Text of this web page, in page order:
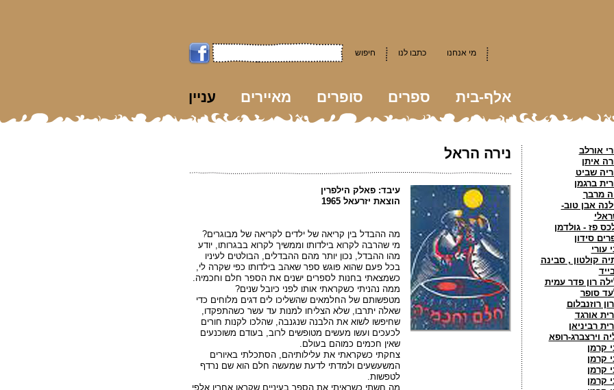
חיפוש כתבו לנו מי אנחנו
אלף-בית ספרים סופרים מאיירים עניין
אורלב
איתן
שביט
ברגמן
מרבך
אבן טוב-
פז - גולדמן
סידון
עורי
קולטון , סבינה
רון פדר עמית
סופר
רוזנבלום
אורגד
רביניאן
וירצברג-רופא
קרמן
קרמן
קרמן
קרמן
נירה הראל
עיבד: פאלק הילפרין
הוצאת יזרעאל 1965
מה ההבדל בין קריאה של ילדים לקריאה של מבוגרים?
מי שהרבה לקרוא בילדותו וממשיך לקרוא בבגרותו, יודע
מהו ההבדל, נכון יותר מהם ההבדלים, הבולטים לעיניו
בכל פעם שהוא פוגש ספר שאהב בילדותו כפי שקרה לי,
כשמצאתי בחנות לספרים ישנים את הספר חלם וחכמיה.
ממה נהניתי כשקראתי אותו לפני כיובל שנים?
מטפשותם של החלמאים שהשליכו לים דגים מלוחים כדי
שאלה יתרבו, שלא הצליחו למנות עד עשר כשהתפקדו,
שחיפשו לשוא את הלבנה שנגנבה, שהלכו לקנות חורים
לכעכים ועשו מעשים מטופשים לרוב, בעודם משוכנעים
שאין חכמים כמוהם בעולם.
צחקתי כשקראתי את עלילותיהם, הסתכלתי באיורים
המשעשעים ולמדתי לדעת שמעשה חלם הוא שם נרדף
לטפשות.
מה חשתי כשראיתי את הספר בעיניים שקראו אחריו אלפי